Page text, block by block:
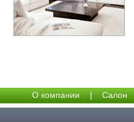
О компании | Салон